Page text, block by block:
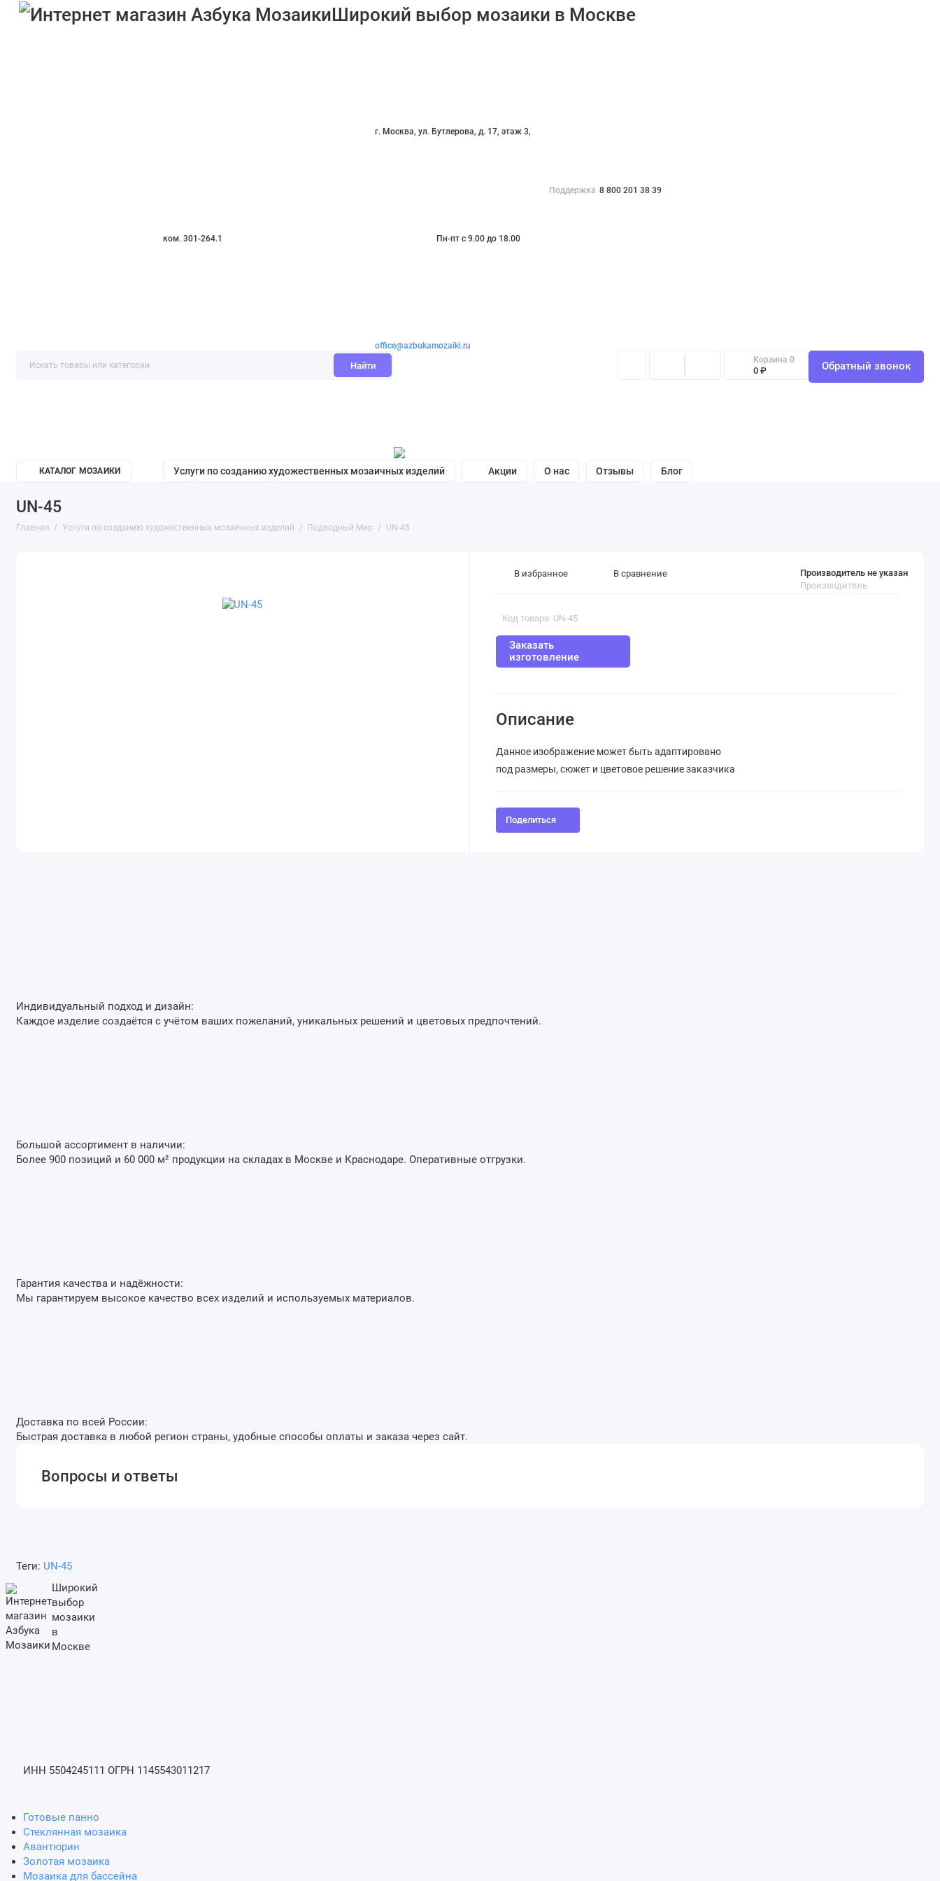
Широкий выбор мозаики в Москве
г. Москва, ул. Бутлерова, д. 17, этаж 3,
ком. 301-264.1 Пн-пт с 9.00 до 18.00
office@azbukamozaiki.ru
Поддержка 8 800 201 38 39
Найти
Корзина 0
0 ₽ Обратный звонок
КАТАЛОГ МОЗАИКИ Услуги по созданию художественных мозаичных изделий Акции О нас Отзывы Блог
UN-45
Главная Услуги по созданию художественных мозаичных изделий Подводный Мир UN-45
Код товара: UN-45
Производитель не указан
Производитель
Заказать
изготовление
В избранное В сравнение
Описание
Данное изображение может быть адаптировано
под размеры, сюжет и цветовое решение заказчика
Поделиться
Индивидуальный подход и дизайн:
Каждое изделие создаётся с учётом ваших пожеланий, уникальных решений и цветовых предпочтений.
Большой ассортимент в наличии:
Более 900 позиций и 60 000 м² продукции на складах в Москве и Краснодаре. Оперативные отгрузки.
Гарантия качества и надёжности:
Мы гарантируем высокое качество всех изделий и используемых материалов.
Доставка по всей России:
Быстрая доставка в любой регион страны, удобные способы оплаты и заказа через сайт.
Вопросы и ответы
Теги: UN-45
Широкий
выбор
мозаики
в
Москве
ИНН 5504245111 ОГРН 1145543011217
Готовые панно
Стеклянная мозаика
Авантюрин
Золотая мозаика
Мозаика для бассейна